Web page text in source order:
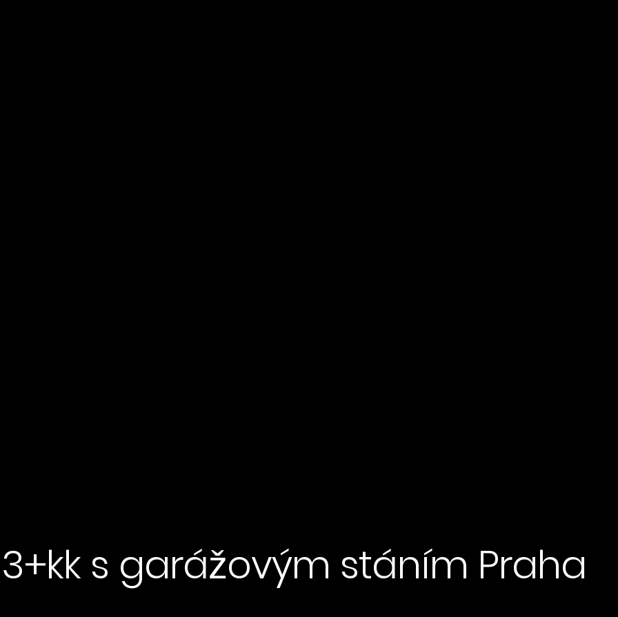
s garážovým stáním Praha